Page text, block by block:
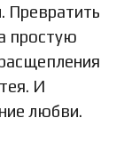
Превратить
простую
И
любви.